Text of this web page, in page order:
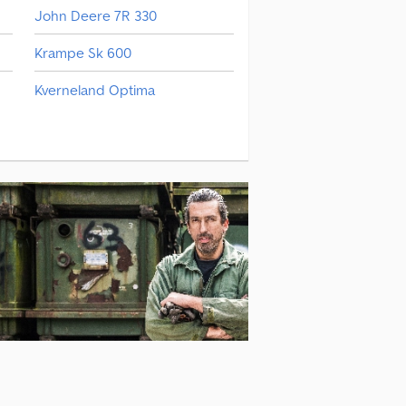
John Deere 7R 330
Krampe Sk 600
Kverneland Optima
Väderstad Rollex 620